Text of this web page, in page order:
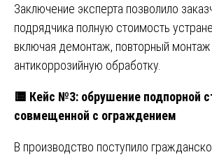
Заключение эксперта позволило
подрядчика полную стоимость
включая демонтаж, повторный монтаж
антикоррозийную обработку.
🟨 Кейс №3: обрушение подпорной
совмещенной с ограждением
В производство поступило